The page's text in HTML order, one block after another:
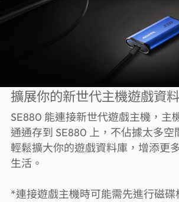
擴展你的新世代主機遊戲資
SE880 能連接新世代遊戲主機，主
通通存到 SE880 上，不佔據太多空
輕鬆擴大你的遊戲資料庫，增添更
生活。
*連接遊戲主機時可能需先進行磁碟